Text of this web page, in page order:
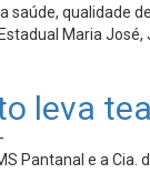
qualidade
Maria
leva
Pantanal e a Cia.